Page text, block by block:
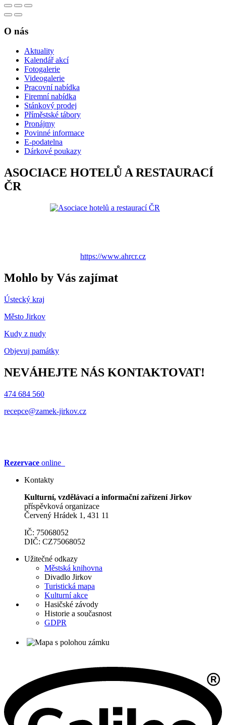
O nás
Aktuality
Kalendář akcí
Fotogalerie
Videogalerie
Pracovní nabídka
Firemní nabídka
Stánkový prodej
Příměstské tábory
Pronájmy
Povinné informace
E-podatelna
Dárkové poukazy
ASOCIACE HOTELŮ A RESTAURACÍ
ČR
https://www.ahrcr.cz
Mohlo by Vás zajímat
Ústecký kraj
Město Jirkov
Kudy z nudy
Objevuj památky
NEVÁHEJTE NÁS KONTAKTOVAT!
474 684 560
recepce@zamek-jirkov.cz
Rezervace online
Kontakty
Kulturní, vzdělávací a informační zařízení Jirkov
příspěvková organizace
Červený Hrádek 1, 431 11
IČ: 75068052
DIČ: CZ75068052
Užitečné odkazy
Městská knihovna
Divadlo Jirkov
Turistická mapa
Kulturní akce
Hasičské závody
Historie a současnost
GDPR